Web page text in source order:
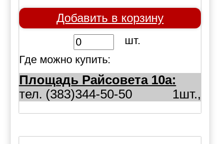
Добавить в корзину
шт.
Где можно купить:
Площадь Райсовета 10а:
1шт.,
тел. (383)344-50-50